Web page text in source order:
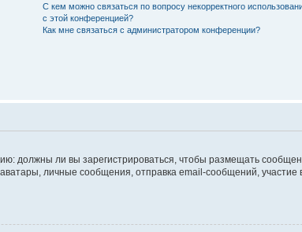
С кем можно связаться по вопросу некорректного
с этой конференцией?
Как мне связаться с администратором конференции?
должны ли вы зарегистрироваться, чтобы размещать
личные сообщения, отправка email-сообщений, участие в